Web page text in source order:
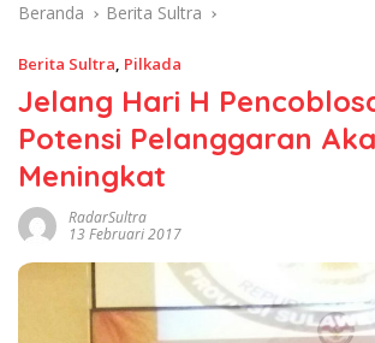
Beranda Berita Sultra
Berita Sultra, Pilkada
Jelang Hari H
Potensi Pelanggaran
Meningkat
RadarSultra
13 Februari 2017